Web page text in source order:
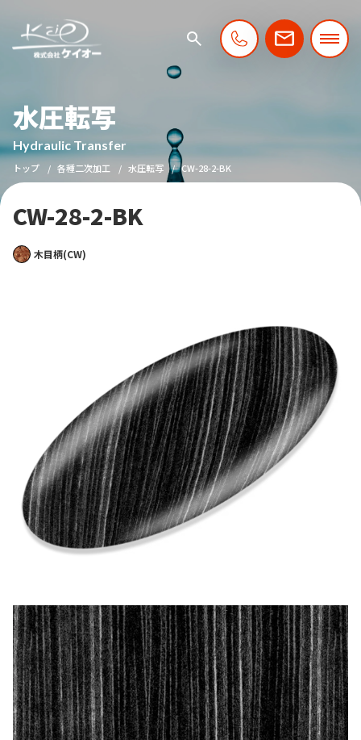
水圧転写
Hydraulic Transfer
トップ 各種二次加工 水圧転写 CW-28-2-BK
CW-28-2-BK
木目柄(CW)